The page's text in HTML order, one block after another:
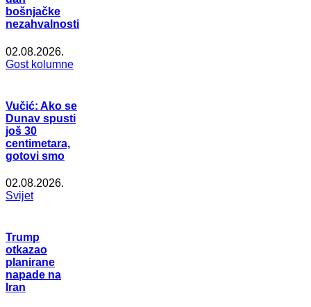
bošnjačke
nezahvalnosti
02.08.2026.
Gost kolumne
Vučić: Ako se
Dunav spusti
još 30
centimetara,
gotovi smo
02.08.2026.
Svijet
Trump
otkazao
planirane
napade na
Iran